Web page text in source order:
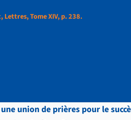
Lettres, Tome XIV, p. 238.
union de prières pour le